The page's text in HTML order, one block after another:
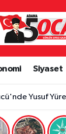
Siyaset
Yusuf
Eczaneler
Yoğunluk